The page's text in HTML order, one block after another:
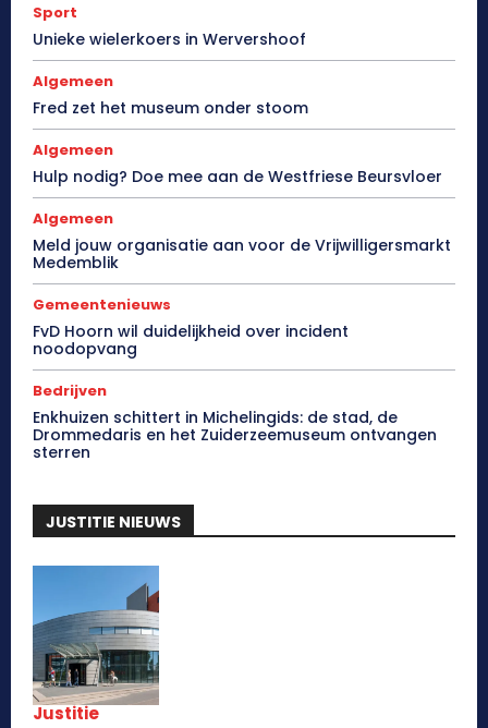
Sport
Unieke wielerkoers in Wervershoof
Algemeen
Fred zet het museum onder stoom
Algemeen
Hulp nodig? Doe mee aan de Westfriese Beursvloer
Algemeen
Meld jouw organisatie aan voor de Vrijwilligersmarkt
Medemblik
Gemeentenieuws
FvD Hoorn wil duidelijkheid over incident
noodopvang
Bedrijven
Enkhuizen schittert in Michelingids: de stad, de
Drommedaris en het Zuiderzeemuseum ontvangen
sterren
JUSTITIE NIEUWS
Justitie